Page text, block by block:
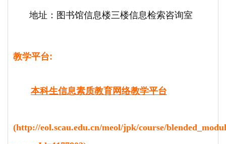
地址：图书馆信息楼三楼信息检索咨询室
教学平台:
本科生信息素质教育网络教学平台
(http://eol.scau.edu.cn/meol/jpk/course/